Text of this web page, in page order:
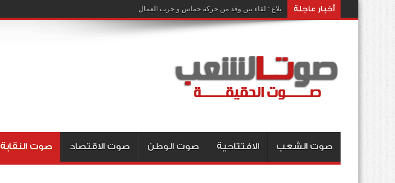
أخبار عاجلة بلاغ : لقاء بين وفد من حركة حماس و حزب العمال
صوت الشعب الافتتاحية صوت الوطن صوت الاقتصاد صوت النقابة